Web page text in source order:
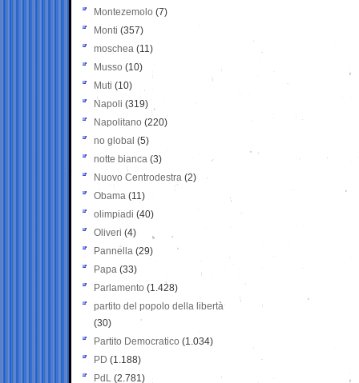
Montezemolo (7)
Monti (357)
moschea (11)
Musso (10)
Muti (10)
Napoli (319)
Napolitano (220)
no global (5)
notte bianca (3)
Nuovo Centrodestra (2)
Obama (11)
olimpiadi (40)
Oliveri (4)
Pannella (29)
Papa (33)
Parlamento (1.428)
partito del popolo della libertà
(30)
Partito Democratico (1.034)
PD (1.188)
PdL (2.781)